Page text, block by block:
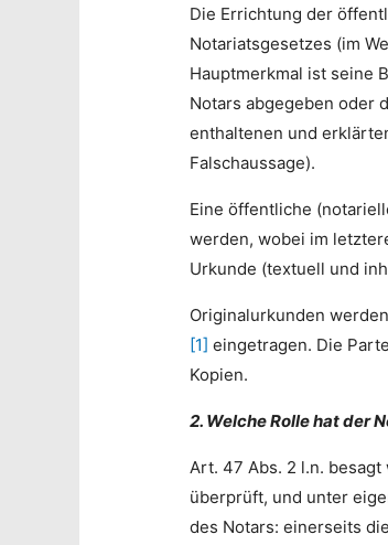
Die Errichtung der
Notariatsgesetzes (im
Hauptmerkmal ist seine
Notars abgegeben oder
enthaltenen und
Falschaussage).
Eine öffentliche
werden, wobei im
Urkunde (textuell und
Originalurkunden
[1] eingetragen. Die
Kopien.
2. Welche Rolle hat der
Art. 47 Abs. 2 l.n.
überprüft, und unter
des Notars: einerseits